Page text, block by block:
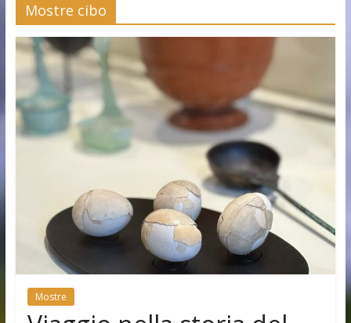
Mostre cibo
Mostre